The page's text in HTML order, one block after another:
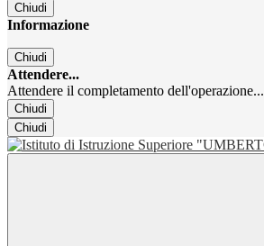
Chiudi
Informazione
Chiudi
Attendere...
Attendere il completamento dell'operazione...
Chiudi
Chiudi